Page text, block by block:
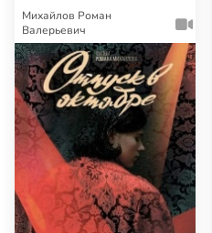
Михайлов Роман
Валерьевич